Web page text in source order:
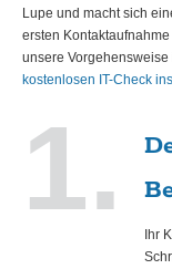
Lupe und macht sich
ersten
unsere Vorgehensweise
kostenlosen IT-Check
1.
Ihr